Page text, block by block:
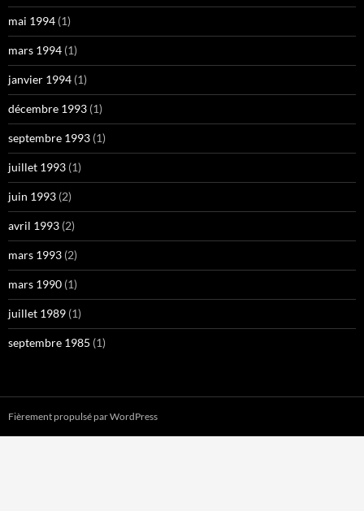
mai 1994 (1)
mars 1994 (1)
janvier 1994 (1)
décembre 1993 (1)
septembre 1993 (1)
juillet 1993 (1)
juin 1993 (2)
avril 1993 (2)
mars 1993 (2)
mars 1990 (1)
juillet 1989 (1)
septembre 1985 (1)
Fièrement propulsé par WordPress